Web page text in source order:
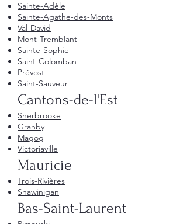
Sainte-Adèle
Sainte-Agathe-des-Monts
Val-David
Mont-Tremblant
Sainte-Sophie
Saint-Colomban
Prévost
Saint-Sauveur
Cantons-de-l'Est
Sherbrooke
Granby
Magog
Victoriaville
Mauricie
Trois-Rivières
Shawinigan
Bas-Saint-Laurent